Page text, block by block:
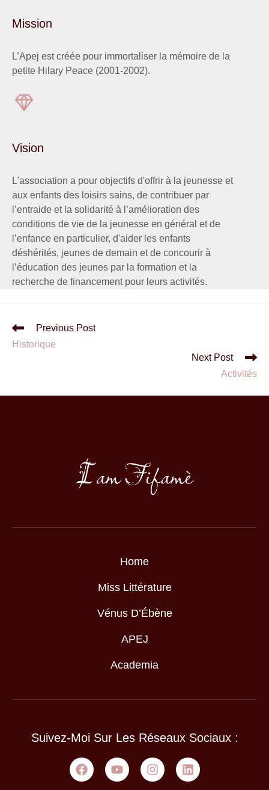
Mission
L’Apej est créée pour immortaliser la mémoire de la
petite Hilary Peace (2001-2002).
Vision
L'association a pour objectifs d'offrir à la jeunesse et
aux enfants des loisirs sains, de contribuer par
l’entraide et la solidarité à l’amélioration des
conditions de vie de la jeunesse en général et de
l’enfance en particulier, d'aider les enfants
déshérités, jeunes de demain et de concourir à
l’éducation des jeunes par la formation et la
recherche de financement pour leurs activités.
Previous Post
Historique
Next Post
Activités
Home
Miss Littérature
Vénus D’Ébène
APEJ
Academia
Suivez-Moi Sur Les Réseaux Sociaux :